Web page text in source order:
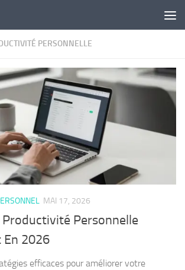
PERSONNELLE
MAI 17, 2026
Personnelle
En 2026
efficaces pour améliorer votre